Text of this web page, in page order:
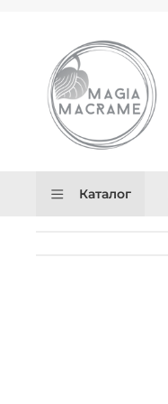
Каталог